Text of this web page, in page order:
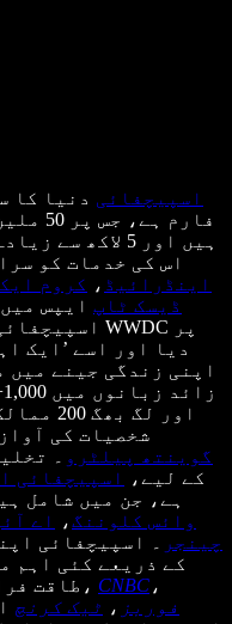
اسپیچفائی دنیا کا
فارم
ہیں اور 5
اس کی خدمات کو
اینڈرائیڈ ، کروم
ڈیسک ٹاپ ایپس میں
WWDC پر
دیا اور اسے ’ایک
اور لگ
شخصیات کی
گوینتھ پیلٹرو
۔
کے لیے،
اسپیچفائی
ہے، جن میں شامل
وائس کلوننگ، اے
چینجر
۔ اسپیچفائی
طاقت ، CNBC ،
فوربز ، ٹیک کرنچ